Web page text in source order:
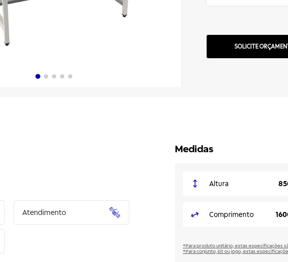
SOLICITE
Atendimento
Medidas
Altura
Comprimento
*Para produto unitário, estas especificações
*Para conjunto, kit ou jogo, estas